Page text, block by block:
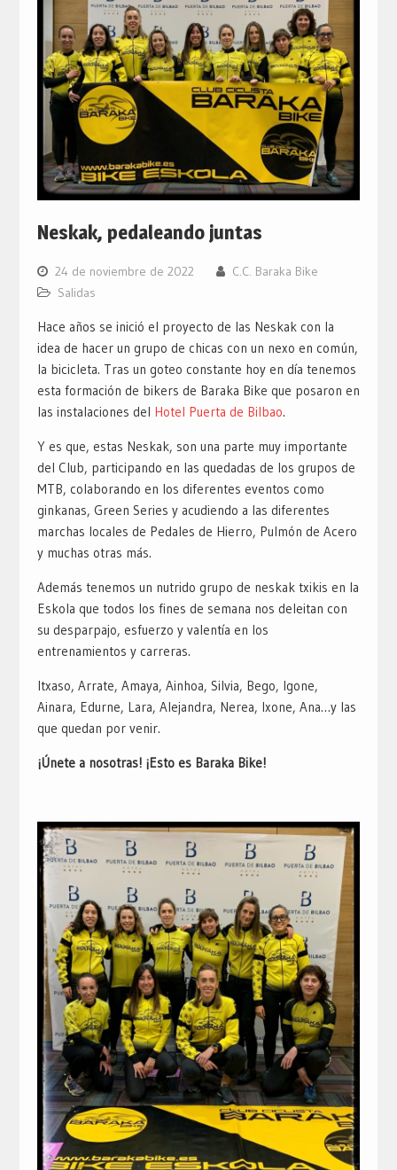
Neskak, pedaleando juntas
24 de noviembre de 2022
C.C. Baraka Bike
Salidas
Hace años se inició el proyecto de las Neskak con la
idea de hacer un grupo de chicas con un nexo en común,
la bicicleta. Tras un goteo constante hoy en día tenemos
esta formación de bikers de Baraka Bike que posaron en
las instalaciones del Hotel Puerta de Bilbao.
Y es que, estas Neskak, son una parte muy importante
del Club, participando en las quedadas de los grupos de
MTB, colaborando en los diferentes eventos como
ginkanas, Green Series y acudiendo a las diferentes
marchas locales de Pedales de Hierro, Pulmón de Acero
y muchas otras más.
Además tenemos un nutrido grupo de neskak txikis en la
Eskola que todos los fines de semana nos deleitan con
su desparpajo, esfuerzo y valentía en los
entrenamientos y carreras.
Itxaso, Arrate, Amaya, Ainhoa, Silvia, Bego, Igone,
Ainara, Edurne, Lara, Alejandra, Nerea, Ixone, Ana…y las
que quedan por venir.
¡Únete a nosotras! ¡Esto es Baraka Bike!